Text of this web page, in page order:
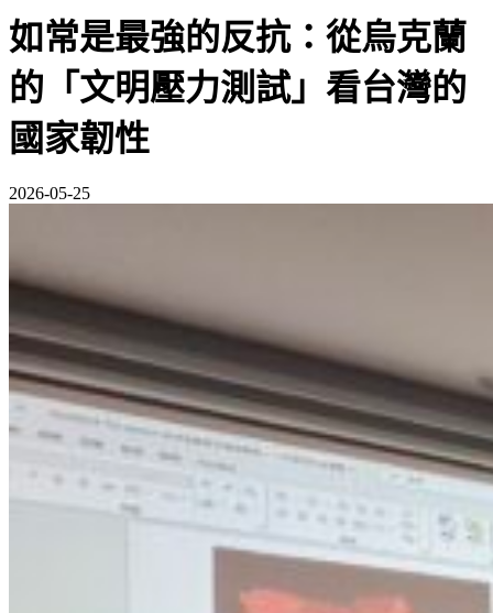
如常是最強的反抗：從烏克蘭
的「文明壓力測試」看台灣的
國家韌性
2026-05-25